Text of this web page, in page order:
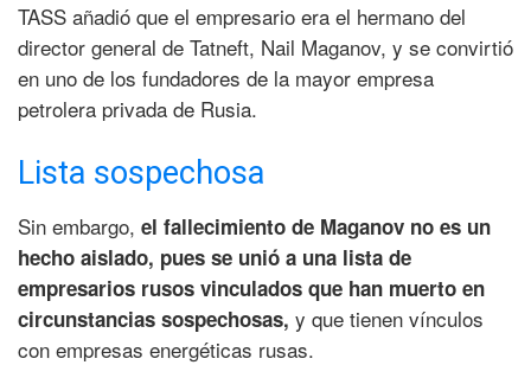
TASS añadió que el empresario era el hermano del
director general de Tatneft, Nail Maganov, y se convirtió
en uno de los fundadores de la mayor empresa
petrolera privada de Rusia.
Lista sospechosa
Sin embargo, el fallecimiento de Maganov no es un
hecho aislado, pues se unió a una lista de
empresarios rusos vinculados que han muerto en
circunstancias sospechosas, y que tienen vínculos
con empresas energéticas rusas.